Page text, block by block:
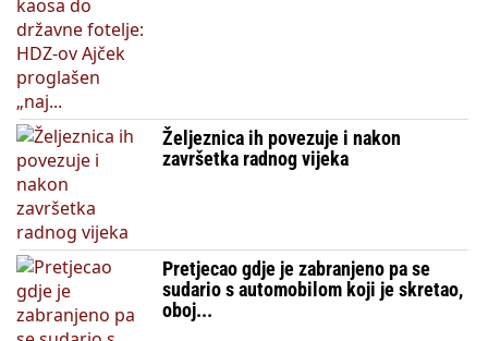
Željeznica ih povezuje i nakon
završetka radnog vijeka
Pretjecao gdje je zabranjeno pa se
sudario s automobilom koji je skretao,
oboj...